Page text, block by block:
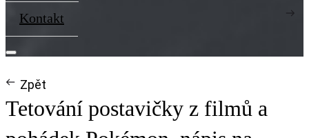
Kontakt
Zpět
Tetování postavičky z filmů a